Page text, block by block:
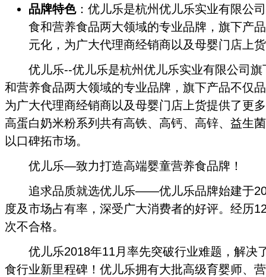
品牌特色：优儿乐是杭州优儿乐实业有限公
食和营养食品两大领域的专业品牌，旗下产
元化，为广大代理商经销商以及母婴门店上
优儿乐--优儿乐是杭州优儿乐实业有限公司旗
和营养食品两大领域的专业品牌，旗下产品不仅
为广大代理商经销商以及母婴门店上货提供了更
高蛋白奶米粉系列共有高铁、高钙、高锌、益生
以口碑拓市场。
优儿乐—致力打造高端婴童营养食品牌！
追求品质就选优儿乐——优儿乐品牌始建于
度及市场占有率，深受广大消费者的好评。经历
次不合格。
优儿乐2018年11月率先突破行业难题，解决了
食行业新里程碑！优儿乐拥有大批高级育婴师、